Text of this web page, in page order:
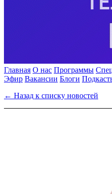
Главная О нас Программы
Эфир Вакансии Блоги
← Назад к списку новостей